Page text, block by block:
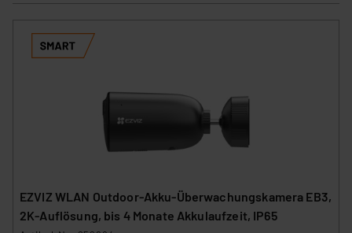
EZVIZ WLAN Outdoor-Akku-Überwachungskamera EB3,
2K-Auflösung, bis 4 Monate Akkulaufzeit, IP65